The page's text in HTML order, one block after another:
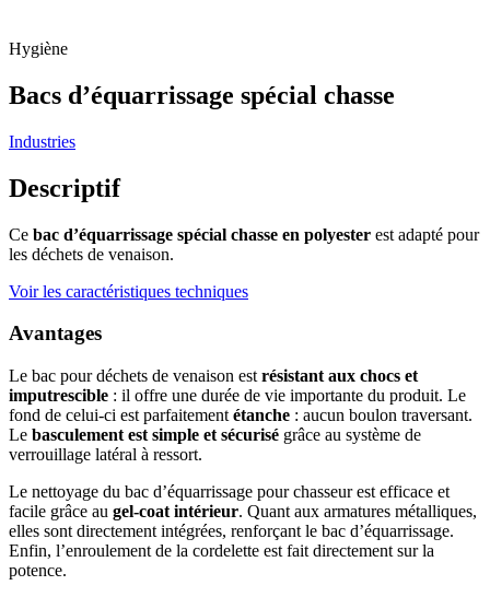
Hygiène
Bacs d’équarrissage spécial chasse
Industries
Descriptif
Ce bac d’équarrissage spécial chasse en polyester est adapté pour
les déchets de venaison.
Voir les caractéristiques techniques
Avantages
Le bac pour déchets de venaison est résistant aux chocs et
imputrescible : il offre une durée de vie importante du produit. Le
fond de celui-ci est parfaitement étanche : aucun boulon traversant.
Le basculement est simple et sécurisé grâce au système de
verrouillage latéral à ressort.
Le nettoyage du bac d’équarrissage pour chasseur est efficace et
facile grâce au gel-coat intérieur. Quant aux armatures métalliques,
elles sont directement intégrées, renforçant le bac d’équarrissage.
Enfin, l’enroulement de la cordelette est fait directement sur la
potence.